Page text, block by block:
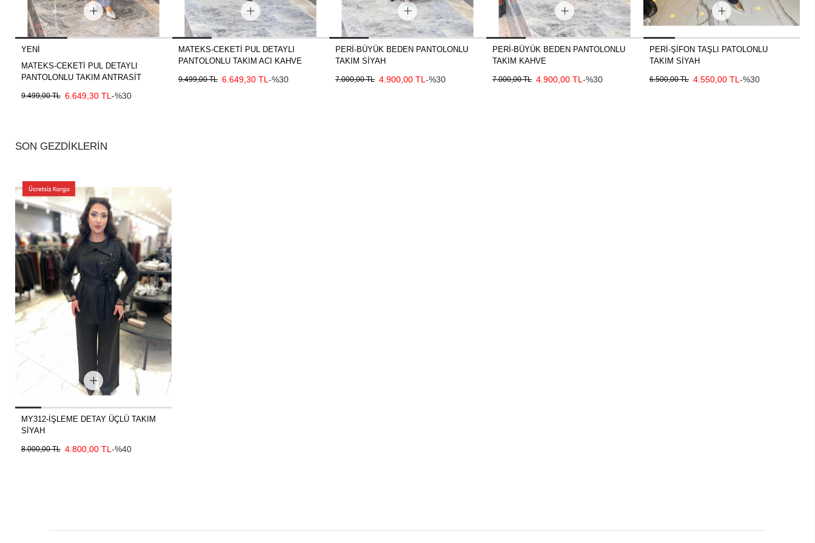
YENI
MATEKS-CEKETİ PUL DETAYLI
PANTOLONLU TAKIM ANTRASİT
9.499,00 TL 6.649,30 TL -%30
MATEKS-CEKETİ PUL DETAYLI
PANTOLONLU TAKIM ACI KAHVE
9.499,00 TL 6.649,30 TL -%30
PERİ-BÜYÜK BEDEN PANTOLONLU
TAKIM SİYAH
7.000,00 TL 4.900,00 TL -%30
PERİ-BÜYÜK BEDEN PANTOLONLU
TAKIM KAHVE
7.000,00 TL 4.900,00 TL -%30
PERİ-ŞİFON TAŞLI PATOLONLU
TAKIM SİYAH
6.500,00 TL 4.550,00 TL -%30
SON GEZDİKLERİN
MY312-İŞLEME DETAY ÜÇLÜ TAKIM
SİYAH
8.000,00 TL 4.800,00 TL -%40